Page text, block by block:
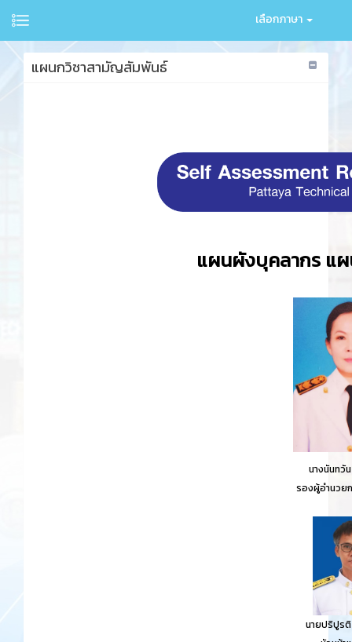
เลือกภาษา
แผนกวิชาสามัญสัมพันธ์
แผนผังบุคลากร แ
นางนันทวั
รองผู้อำนวย
นายปริปูร